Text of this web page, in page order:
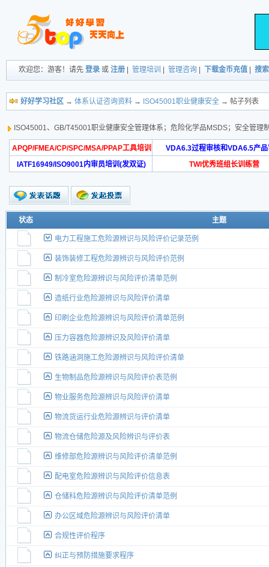
欢迎您：游客！请先 登录 或 注册 管理培训 管理咨询 下载金币充值 搜索
好好学习社区 → 体系认证咨询资料 → ISO45001职业健康安全 → 帖子列表
ISO45001、GB/T45001职业健康安全管理体系；危险化学品MSDS；安全管理
APQP/FMEA/CP/SPC/MSA/PPAP工具培训
VDA6.3过程审核和VDA6.5产品
IATF16949/ISO9001内审员培训(发双证)
TWI优秀班组长训练营
状态 主题
电力工程施工危险源辨识与风险评价记录范例
装饰装修工程危险源辨识与风险评价范例
制冷室危险源辨识与风险评价清单范例
造纸行业危险源辨识与风险评价清单
印刷企业危险源辨识与风险评价清单范例
压力容器危险源辨识及风险评价清单
铁路涵洞施工危险源辨识与风险评价清单
生物制品危险源辨识与风险评价表范例
物业服务危险源辨识与风险评价清单
物流货运行业危险源辨识与评价清单
物流仓储危险源及风险辨识与评价表
维修部危险源辨识与风险评价清单范例
配电室危险源辨识与风险评价信息表
仓储科危险源辨识与风险评价清单范例
办公区域危险源辨识与风险评价清单
合规性评价程序
纠正与预防措施要求程序